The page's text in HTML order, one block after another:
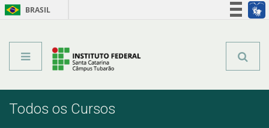
BRASIL
Todos os Cursos